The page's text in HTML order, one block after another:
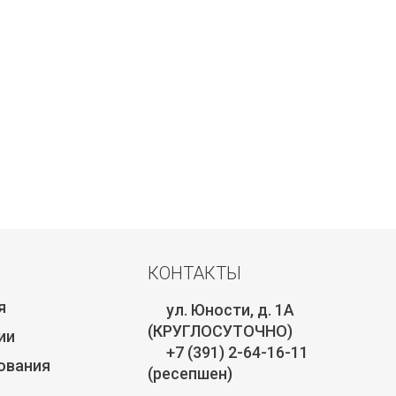
КОНТАКТЫ
ул. Юности, д. 1А
(КРУГЛОСУТОЧНО)
+7 (391) 2-64-16-11
(ресепшен)